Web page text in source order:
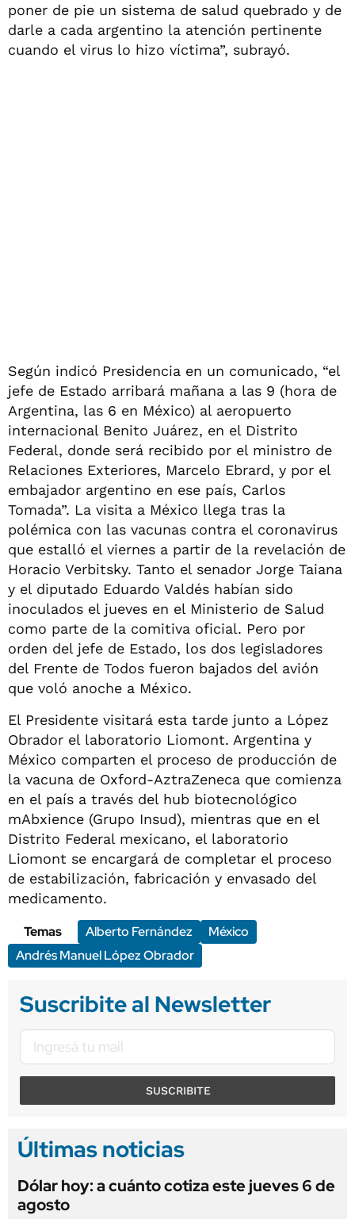
poner de pie un sistema de salud quebrado y de
darle a cada argentino la atención pertinente
cuando el virus lo hizo víctima”, subrayó.
Según indicó Presidencia en un comunicado, “el
jefe de Estado arribará mañana a las 9 (hora de
Argentina, las 6 en México) al aeropuerto
internacional Benito Juárez, en el Distrito
Federal, donde será recibido por el ministro de
Relaciones Exteriores, Marcelo Ebrard, y por el
embajador argentino en ese país, Carlos
Tomada”. La visita a México llega tras la
polémica con las vacunas contra el coronavirus
que estalló el viernes a partir de la revelación de
Horacio Verbitsky. Tanto el senador Jorge Taiana
y el diputado Eduardo Valdés habían sido
inoculados el jueves en el Ministerio de Salud
como parte de la comitiva oficial. Pero por
orden del jefe de Estado, los dos legisladores
del Frente de Todos fueron bajados del avión
que voló anoche a México.
El Presidente visitará esta tarde junto a López
Obrador el laboratorio Liomont. Argentina y
México comparten el proceso de producción de
la vacuna de Oxford-AztraZeneca que comienza
en el país a través del hub biotecnológico
mAbxience (Grupo Insud), mientras que en el
Distrito Federal mexicano, el laboratorio
Liomont se encargará de completar el proceso
de estabilización, fabricación y envasado del
medicamento.
Temas
Alberto Fernández
México
Andrés Manuel López Obrador
Suscribite al Newsletter
SUSCRIBITE
Últimas noticias
Dólar hoy: a cuánto cotiza este jueves 6 de
agosto